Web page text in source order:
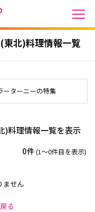
東北)料理情報一覧
ーターニーの特集
)料理情報一覧を表示
0件(1〜0件目を表示)
ません
る